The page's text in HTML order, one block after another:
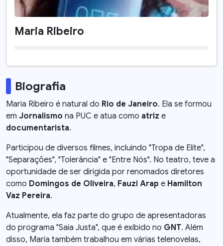
Maria Ribeiro
Biografia
Maria Ribeiro é natural do Rio de Janeiro. Ela se formou
em Jornalismo na PUC e atua como atriz e
documentarista.
Participou de diversos filmes, incluindo "Tropa de Elite",
"Separações", "Tolerância" e "Entre Nós". No teatro, teve a
oportunidade de ser dirigida por renomados diretores
como Domingos de Oliveira, Fauzi Arap e Hamilton
Vaz Pereira.
Atualmente, ela faz parte do grupo de apresentadoras
do programa "Saia Justa", que é exibido no GNT. Além
disso, Maria também trabalhou em várias telenovelas,